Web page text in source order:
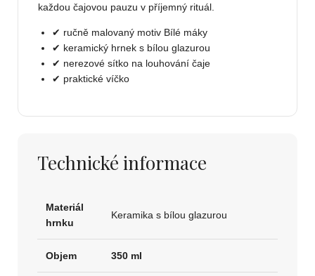
každou čajovou pauzu v příjemný rituál.
✔ ručně malovaný motiv Bílé máky
✔ keramický hrnek s bílou glazurou
✔ nerezové sítko na louhování čaje
✔ praktické víčko
Technické informace
Materiál
hrnku
Keramika s bílou glazurou
Objem 350 ml